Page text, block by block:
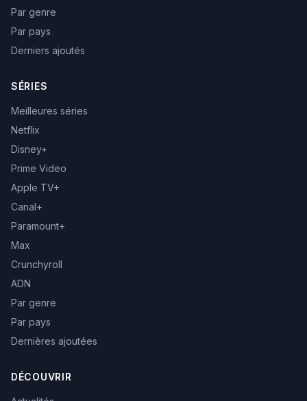
Par genre
Par pays
Derniers ajoutés
SÉRIES
Meilleures séries
Netflix
Disney+
Prime Video
Apple TV+
Canal+
Paramount+
Max
Crunchyroll
ADN
Par genre
Par pays
Dernières ajoutées
DÉCOUVRIR